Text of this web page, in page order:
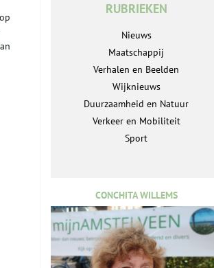
RUBRIEKEN
Nieuws
Maatschappij
Verhalen en Beelden
Wijknieuws
Duurzaamheid en Natuur
Verkeer en Mobiliteit
Sport
CONCHITA WILLEMS